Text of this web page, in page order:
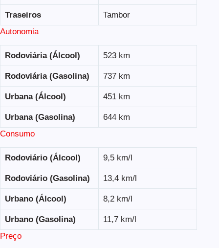
Traseiros
Tambor
Autonomia
Rodoviária (Álcool) 523 km
Rodoviária (Gasolina) 737 km
Urbana (Álcool) 451 km
Urbana (Gasolina)
644 km
Consumo
Rodoviário (Álcool) 9,5 km/l
Rodoviário (Gasolina) 13,4 km/l
Urbano (Álcool) 8,2 km/l
Urbano (Gasolina)
11,7 km/l
Preço